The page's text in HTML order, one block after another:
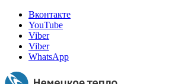
Вконтакте
YouTube
Viber
Viber
WhatsApp